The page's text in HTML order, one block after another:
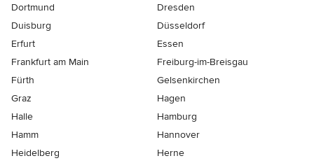
Dortmund
Dresden
Duisburg
Düsseldorf
Erfurt
Essen
Frankfurt am Main
Freiburg-im-Breisgau
Fürth
Gelsenkirchen
Graz
Hagen
Halle
Hamburg
Hamm
Hannover
Heidelberg
Herne